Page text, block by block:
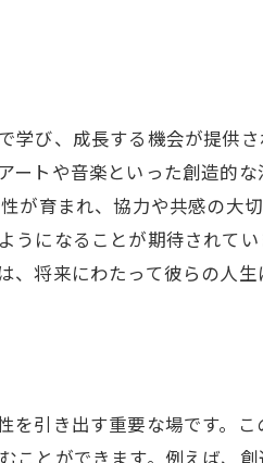
び、成長する機会が提供
トや音楽といった創造的
育まれ、協力や共感の大
になることが期待されてい
将来にわたって彼らの人生
引き出す重要な場です。